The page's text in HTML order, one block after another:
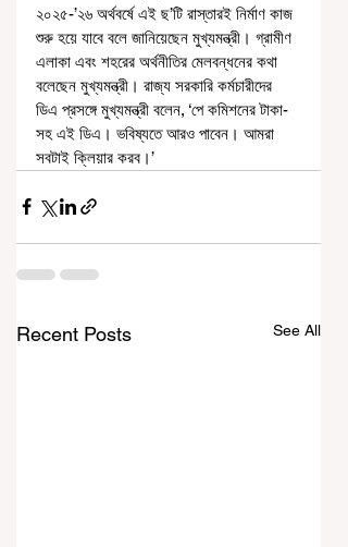
২০২৫-’২৬ অর্থবর্ষে এই ছ’টি রাস্তারই নির্মাণ কাজ
শুরু হয়ে যাবে বলে জানিয়েছেন মুখ্যমন্ত্রী। গ্রামীণ
এলাকা এবং শহরের অর্থনীতির মেলবন্ধনের কথা
বলেছেন মুখ্যমন্ত্রী। রাজ্য সরকারি কর্মচারীদের
ডিএ প্রসঙ্গে মুখ্যমন্ত্রী বলেন, ‘পে কমিশনের টাকা-
সহ এই ডিএ। ভবিষ্যতে আরও পাবেন। আমরা
সবটাই ক্লিয়ার করব।’
Recent Posts See All